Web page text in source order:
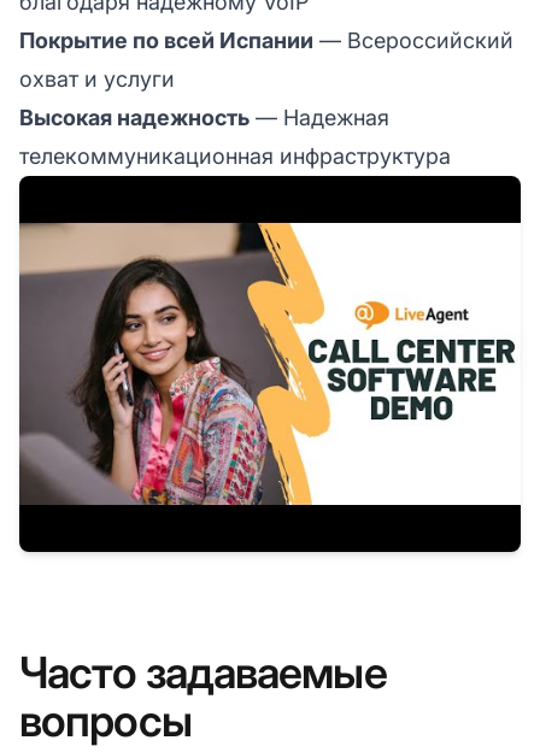
Покрытие по всей Испании — Всероссийский
охват и услуги
Высокая надежность — Надежная
телекоммуникационная инфраструктура
Часто задаваемые
вопросы